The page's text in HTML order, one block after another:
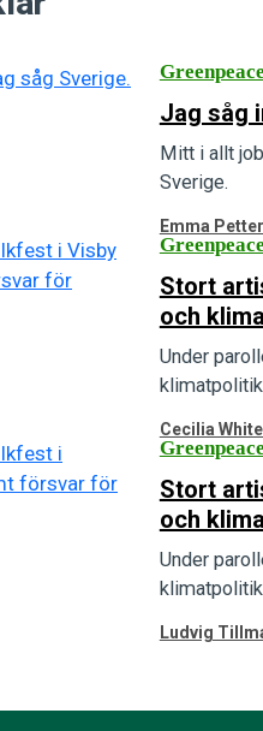
Greenpeace
Jag såg
Mitt i allt
Sverige.
Emma
Greenpeace
Stort
och
Under
Cecilia
Greenpeace
Stort
och
Under
Ludvig